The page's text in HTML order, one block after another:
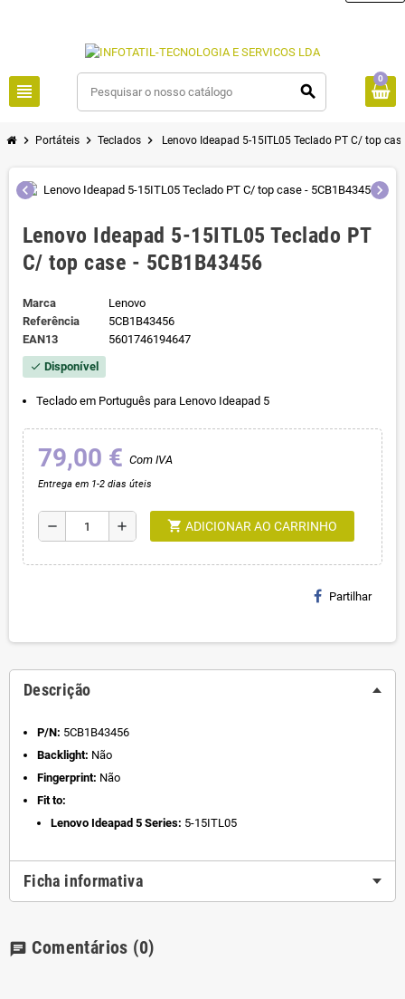
view_headline search
0
chevron_right Portáteis chevron_right Teclados chevron_right Lenovo Ideapad 5-15ITL05 Teclado PT C/ top
chevron_left chevron_right
Lenovo Ideapad 5-15ITL05 Teclado PT
C/ top case - 5CB1B43456
Marca
Lenovo
Referência
5CB1B43456
EAN13
5601746194647
check Disponível
Teclado em Português para Lenovo Ideapad 5
79,00 € Com IVA
Entrega em 1-2 dias úteis
remove add shopping_cart ADICIONAR AO CARRINHO
Partilhar
Descrição
P/N: 5CB1B43456
Backlight: Não
Fingerprint: Não
Fit to:
Lenovo Ideapad 5 Series: 5-15ITL05
Ficha informativa
chat Comentários (0)